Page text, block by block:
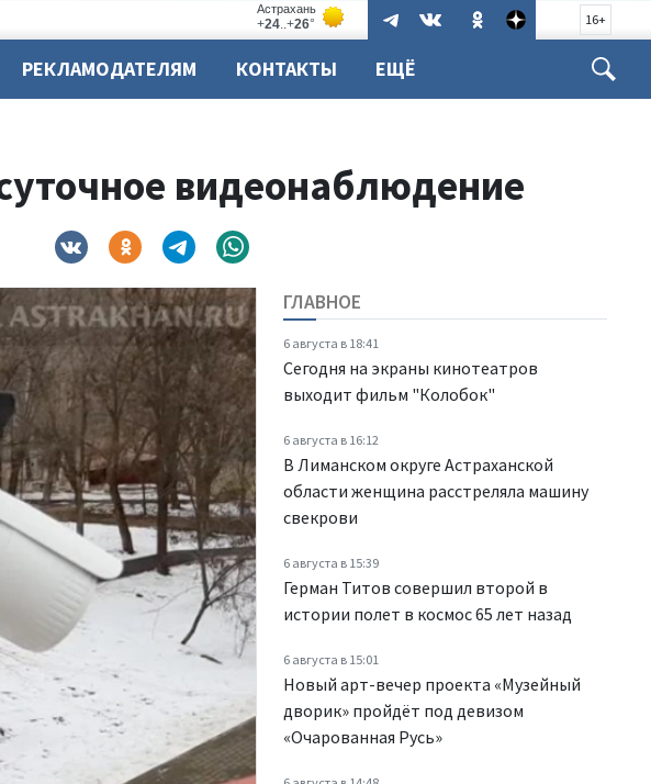
16+
РЕКЛАМОДАТЕЛЯМ КОНТАКТЫ ЕЩЁ
видеонаблюдение
ГЛАВНОЕ
6 августа в 18:41
Сегодня на экраны кинотеатров
выходит фильм "Колобок"
6 августа в 16:12
В Лиманском округе Астраханской
области женщина расстреляла машину
свекрови
6 августа в 15:39
Герман Титов совершил второй в
истории полет в космос 65 лет назад
6 августа в 15:01
Новый арт-вечер проекта «Музейный
дворик» пройдёт под девизом
«Очарованная Русь»